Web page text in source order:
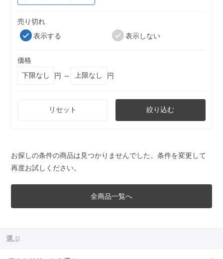
売り切れ
表示する
表示しない
価格
円 ～
円
リセット 絞り込む
お探しの条件の商品は見つかりませんでした。条件を変更して
再度お試しください。
全商品一覧へ
選ぶ